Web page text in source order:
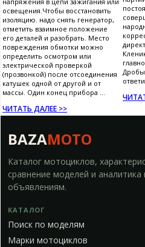
освещения.Чтобы восстановить
изоляцию. надо снять генератор,
отметить взаимное положение
его деталей и разобрать. Место
повреждения обмотки можно
определить осмотром или
электрической проверкой
(прозвонкой) после отсоединения
катушек одной от другой и от
массы. Один конец прибора ...
ЧИТАТЬ ДАЛЕЕ >>
BAZAMOTO
Каталог мотоциклов,
сравнение моделей и аналитика
объявлениям.
КАТАЛОГ
Поиск по моделям
Марки мотоциклов